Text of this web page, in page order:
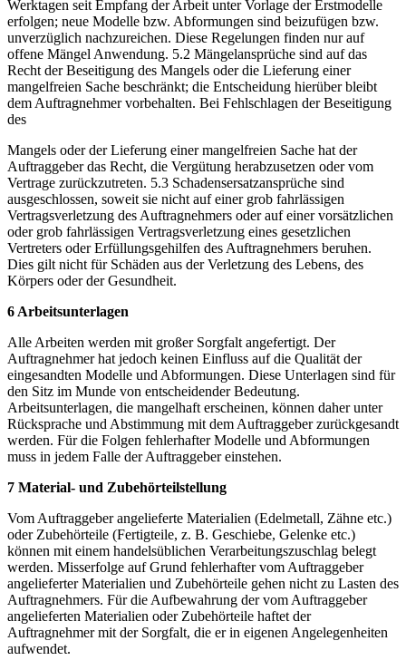
Werktagen seit Empfang der Arbeit unter Vorlage der Erstmodelle
erfolgen; neue Modelle bzw. Abformungen sind beizufügen bzw.
unverzüglich nachzureichen. Diese Regelungen finden nur auf
offene Mängel Anwendung. 5.2 Mängelansprüche sind auf das
Recht der Beseitigung des Mangels oder die Lieferung einer
mangelfreien Sache beschränkt; die Entscheidung hierüber bleibt
dem Auftragnehmer vorbehalten. Bei Fehlschlagen der Beseitigung
des
Mangels oder der Lieferung einer mangelfreien Sache hat der
Auftraggeber das Recht, die Vergütung herabzusetzen oder vom
Vertrage zurückzutreten. 5.3 Schadensersatzansprüche sind
ausgeschlossen, soweit sie nicht auf einer grob fahrlässigen
Vertragsverletzung des Auftragnehmers oder auf einer vorsätzlichen
oder grob fahrlässigen Vertragsverletzung eines gesetzlichen
Vertreters oder Erfüllungsgehilfen des Auftragnehmers beruhen.
Dies gilt nicht für Schäden aus der Verletzung des Lebens, des
Körpers oder der Gesundheit.
6 Arbeitsunterlagen
Alle Arbeiten werden mit großer Sorgfalt angefertigt. Der
Auftragnehmer hat jedoch keinen Einfluss auf die Qualität der
eingesandten Modelle und Abformungen. Diese Unterlagen sind für
den Sitz im Munde von entscheidender Bedeutung.
Arbeitsunterlagen, die mangelhaft erscheinen, können daher unter
Rücksprache und Abstimmung mit dem Auftraggeber zurückgesandt
werden. Für die Folgen fehlerhafter Modelle und Abformungen
muss in jedem Falle der Auftraggeber einstehen.
7 Material- und Zubehörteilstellung
Vom Auftraggeber angelieferte Materialien (Edelmetall, Zähne etc.)
oder Zubehörteile (Fertigteile, z. B. Geschiebe, Gelenke etc.)
können mit einem handelsüblichen Verarbeitungszuschlag belegt
werden. Misserfolge auf Grund fehlerhafter vom Auftraggeber
angelieferter Materialien und Zubehörteile gehen nicht zu Lasten des
Auftragnehmers. Für die Aufbewahrung der vom Auftraggeber
angelieferten Materialien oder Zubehörteile haftet der
Auftragnehmer mit der Sorgfalt, die er in eigenen Angelegenheiten
aufwendet.